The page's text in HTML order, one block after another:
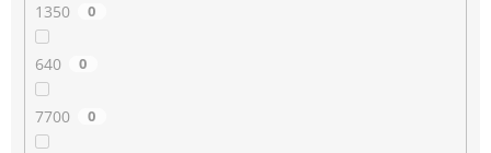
1350 0
640 0
7700 0